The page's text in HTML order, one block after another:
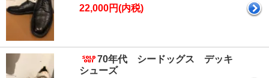
22,000円(内税)
70年代 シードッグス デッキ
シューズ